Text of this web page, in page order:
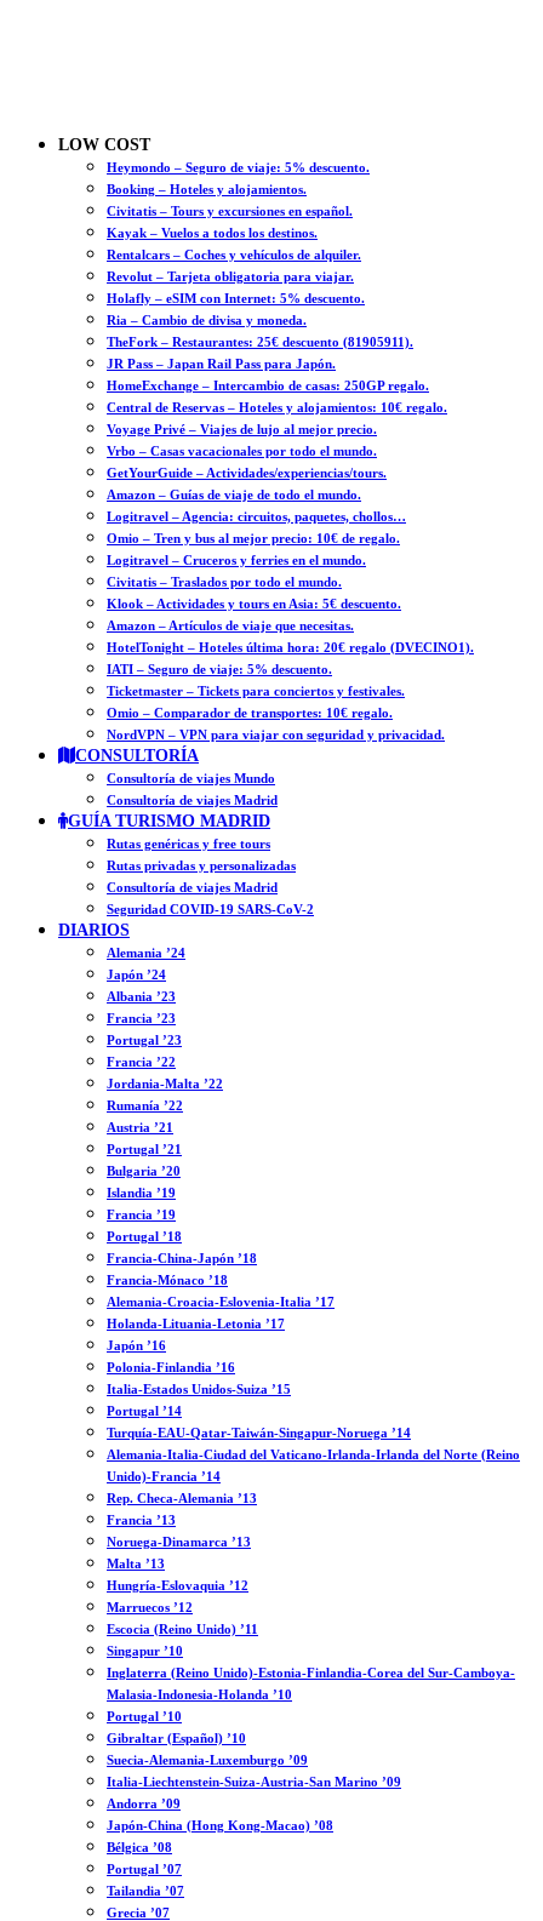
LOW COST
Heymondo – Seguro de viaje: 5% descuento.
Booking – Hoteles y alojamientos.
Civitatis – Tours y excursiones en español.
Kayak – Vuelos a todos los destinos.
Rentalcars – Coches y vehículos de alquiler.
Revolut – Tarjeta obligatoria para viajar.
Holafly – eSIM con Internet: 5% descuento.
Ria – Cambio de divisa y moneda.
TheFork – Restaurantes: 25€ descuento (81905911).
JR Pass – Japan Rail Pass para Japón.
HomeExchange – Intercambio de casas: 250GP regalo.
Central de Reservas – Hoteles y alojamientos: 10€ regalo.
Voyage Privé – Viajes de lujo al mejor precio.
Vrbo – Casas vacacionales por todo el mundo.
GetYourGuide – Actividades/experiencias/tours.
Amazon – Guías de viaje de todo el mundo.
Logitravel – Agencia: circuitos, paquetes, chollos…
Omio – Tren y bus al mejor precio: 10€ de regalo.
Logitravel – Cruceros y ferries en el mundo.
Civitatis – Traslados por todo el mundo.
Klook – Actividades y tours en Asia: 5€ descuento.
Amazon – Artículos de viaje que necesitas.
HotelTonight – Hoteles última hora: 20€ regalo (DVECINO1).
IATI – Seguro de viaje: 5% descuento.
Ticketmaster – Tickets para conciertos y festivales.
Omio – Comparador de transportes: 10€ regalo.
NordVPN – VPN para viajar con seguridad y privacidad.
CONSULTORÍA
Consultoría de viajes Mundo
Consultoría de viajes Madrid
GUÍA TURISMO MADRID
Rutas genéricas y free tours
Rutas privadas y personalizadas
Consultoría de viajes Madrid
Seguridad COVID-19 SARS-CoV-2
DIARIOS
Alemania ’24
Japón ’24
Albania ’23
Francia ’23
Portugal ’23
Francia ’22
Jordania-Malta ’22
Rumanía ’22
Austria ’21
Portugal ’21
Bulgaria ’20
Islandia ’19
Francia ’19
Portugal ’18
Francia-China-Japón ’18
Francia-Mónaco ’18
Alemania-Croacia-Eslovenia-Italia ’17
Holanda-Lituania-Letonia ’17
Japón ’16
Polonia-Finlandia ’16
Italia-Estados Unidos-Suiza ’15
Portugal ’14
Turquía-EAU-Qatar-Taiwán-Singapur-Noruega ’14
Alemania-Italia-Ciudad del Vaticano-Irlanda-Irlanda del Norte (Reino
Unido)-Francia ’14
Rep. Checa-Alemania ’13
Francia ’13
Noruega-Dinamarca ’13
Malta ’13
Hungría-Eslovaquia ’12
Marruecos ’12
Escocia (Reino Unido) ’11
Singapur ’10
Inglaterra (Reino Unido)-Estonia-Finlandia-Corea del Sur-Camboya-
Malasia-Indonesia-Holanda ’10
Portugal ’10
Gibraltar (Español) ’10
Suecia-Alemania-Luxemburgo ’09
Italia-Liechtenstein-Suiza-Austria-San Marino ’09
Andorra ’09
Japón-China (Hong Kong-Macao) ’08
Bélgica ’08
Portugal ’07
Tailandia ’07
Grecia ’07